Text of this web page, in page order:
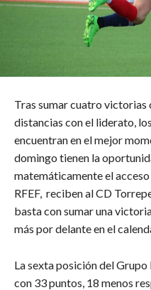
Tras sumar cuatro
distancias con el liderato,
encuentran en el mejor
domingo tienen la
matemáticamente el
RFEF, reciben al CD
basta con sumar una
más por delante en el
La sexta posición del
con 33 puntos, 18 menos